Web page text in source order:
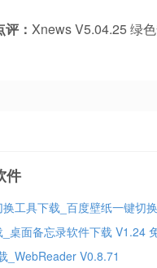
： Xnews V5.04.25 绿
件
工具下载_百度壁纸一键切
桌面备忘录软件下载 V1.24
_WebReader V0.8.71